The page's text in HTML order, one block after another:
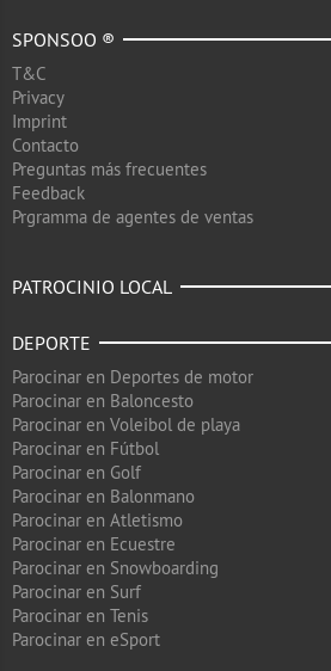
SPONSOO ®
T&C
Privacy
Imprint
Contacto
Preguntas más frecuentes
Feedback
Prgramma de agentes de ventas
PATROCINIO LOCAL
DEPORTE
Parocinar en Deportes de motor
Parocinar en Baloncesto
Parocinar en Voleibol de playa
Parocinar en Fútbol
Parocinar en Golf
Parocinar en Balonmano
Parocinar en Atletismo
Parocinar en Ecuestre
Parocinar en Snowboarding
Parocinar en Surf
Parocinar en Tenis
Parocinar en eSport